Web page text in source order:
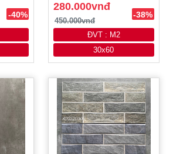
-40%
280.000vnđ
450.000vnđ
-38%
ĐVT : M2
30x60